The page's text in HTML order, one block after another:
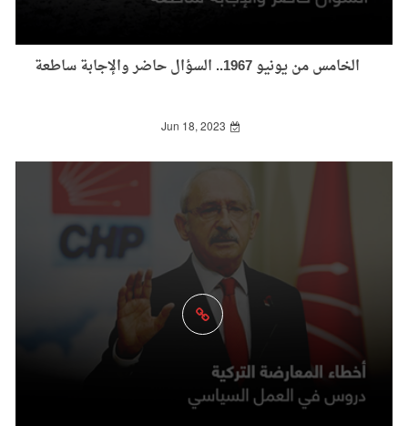
الخامس من يونيو 1967.. السؤال حاضر والإجابة ساطعة
Jun 18, 2023